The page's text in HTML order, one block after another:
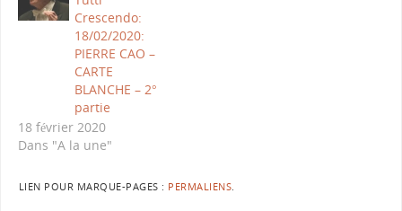
Crescendo:
18/02/2020:
PIERRE CAO –
CARTE
BLANCHE – 2°
partie
18 février 2020
Dans "A la une"
LIEN POUR MARQUE-PAGES : PERMALIENS.